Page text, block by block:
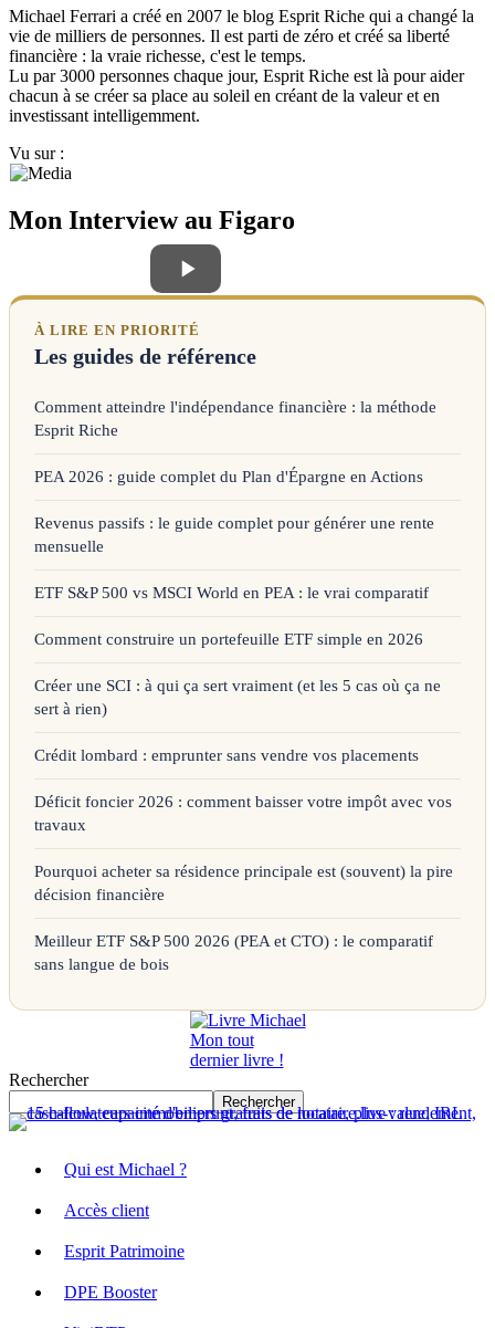
Michael Ferrari a créé en 2007 le blog Esprit Riche qui a changé la
vie de milliers de personnes. Il est parti de zéro et créé sa liberté
financière : la vraie richesse, c'est le temps.
Lu par 3000 personnes chaque jour, Esprit Riche est là pour aider
chacun à se créer sa place au soleil en créant de la valeur et en
investissant intelligemment.
Vu sur :
Mon Interview au Figaro
À LIRE EN PRIORITÉ
Les guides de référence
Comment atteindre l'indépendance financière : la méthode
Esprit Riche
PEA 2026 : guide complet du Plan d'Épargne en Actions
Revenus passifs : le guide complet pour générer une rente
mensuelle
ETF S&P 500 vs MSCI World en PEA : le vrai comparatif
Comment construire un portefeuille ETF simple en 2026
Créer une SCI : à qui ça sert vraiment (et les 5 cas où ça ne
sert à rien)
Crédit lombard : emprunter sans vendre vos placements
Déficit foncier 2026 : comment baisser votre impôt avec vos
travaux
Pourquoi acheter sa résidence principale est (souvent) la pire
décision financière
Meilleur ETF S&P 500 2026 (PEA et CTO) : le comparatif
sans langue de bois
Mon tout
dernier livre !
Rechercher
Rechercher
Qui est Michael ?
Accès client
Esprit Patrimoine
DPE Booster